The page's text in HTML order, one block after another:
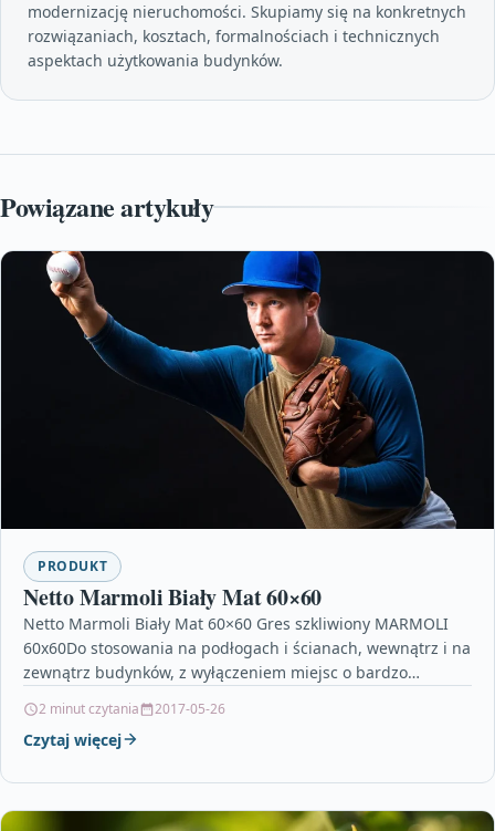
modernizację nieruchomości. Skupiamy się na konkretnych
rozwiązaniach, kosztach, formalnościach i technicznych
aspektach użytkowania budynków.
Powiązane artykuły
PRODUKT
Netto Marmoli Biały Mat 60×60
Netto Marmoli Biały Mat 60×60 Gres szkliwiony MARMOLI
60x60Do stosowania na podłogach i ścianach, wewnątrz i na
zewnątrz budynków, z wyłączeniem miejsc o bardzo…
2 minut czytania 2017-05-26
Czytaj więcej